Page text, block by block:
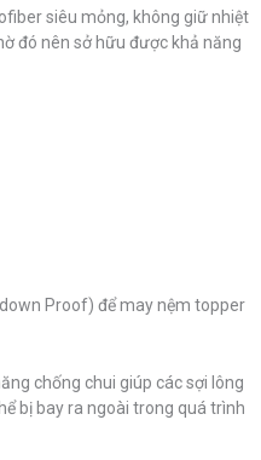
siêu mỏng, không giữ nhiệt
đó nên sở hữu được khả năng
Proof) để may nệm topper
chống chui giúp các sợi lông
bị bay ra ngoài trong quá trình